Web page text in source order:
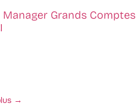
Grands Comptes